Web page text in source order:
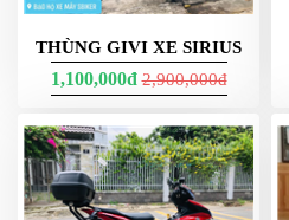
YAMAHA
CẢNG
GIVI
ZR
ĐỒ
CHƠI
THÙNG GIVI XE SIRIUS
1,100,000đ2,900,000đ